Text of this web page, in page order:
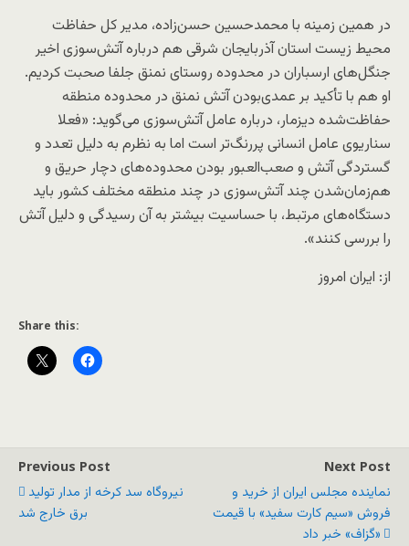
در همین زمینه با محمدحسین حسن‌زاده، مدیر کل حفاظت
محیط‌ زیست استان آذربایجان شرقی هم درباره آتش‌سوزی اخیر
جنگل‌های ارسباران در محدوده روستای نمنق جلفا صحبت کردیم.
او هم با تأکید بر عمدی‌بودن آتش نمنق در محدوده منطقه
حفاظت‌شده دیزمار، درباره عامل آتش‌سوزی می‌گوید: «فعلا
سناریوی عامل انسانی پررنگ‌تر است اما به نظرم به دلیل تعدد و
گستردگی آتش و صعب‌العبور بودن محدوده‌های دچار حریق و
هم‌زمان‌شدن چند آتش‌سوزی در چند منطقه مختلف کشور باید
دستگاه‌های مرتبط، با حساسیت بیشتر به آن رسیدگی و دلیل آتش
را بررسی کنند».
از: ایران امروز
Share this:
Previous Post
نیروگاه سد کرخه از مدار تولید
برق خارج شد
Next Post
نماینده مجلس ایران از خرید و
فروش «سیم کارت سفید» با قیمت
«گزاف» خبر داد